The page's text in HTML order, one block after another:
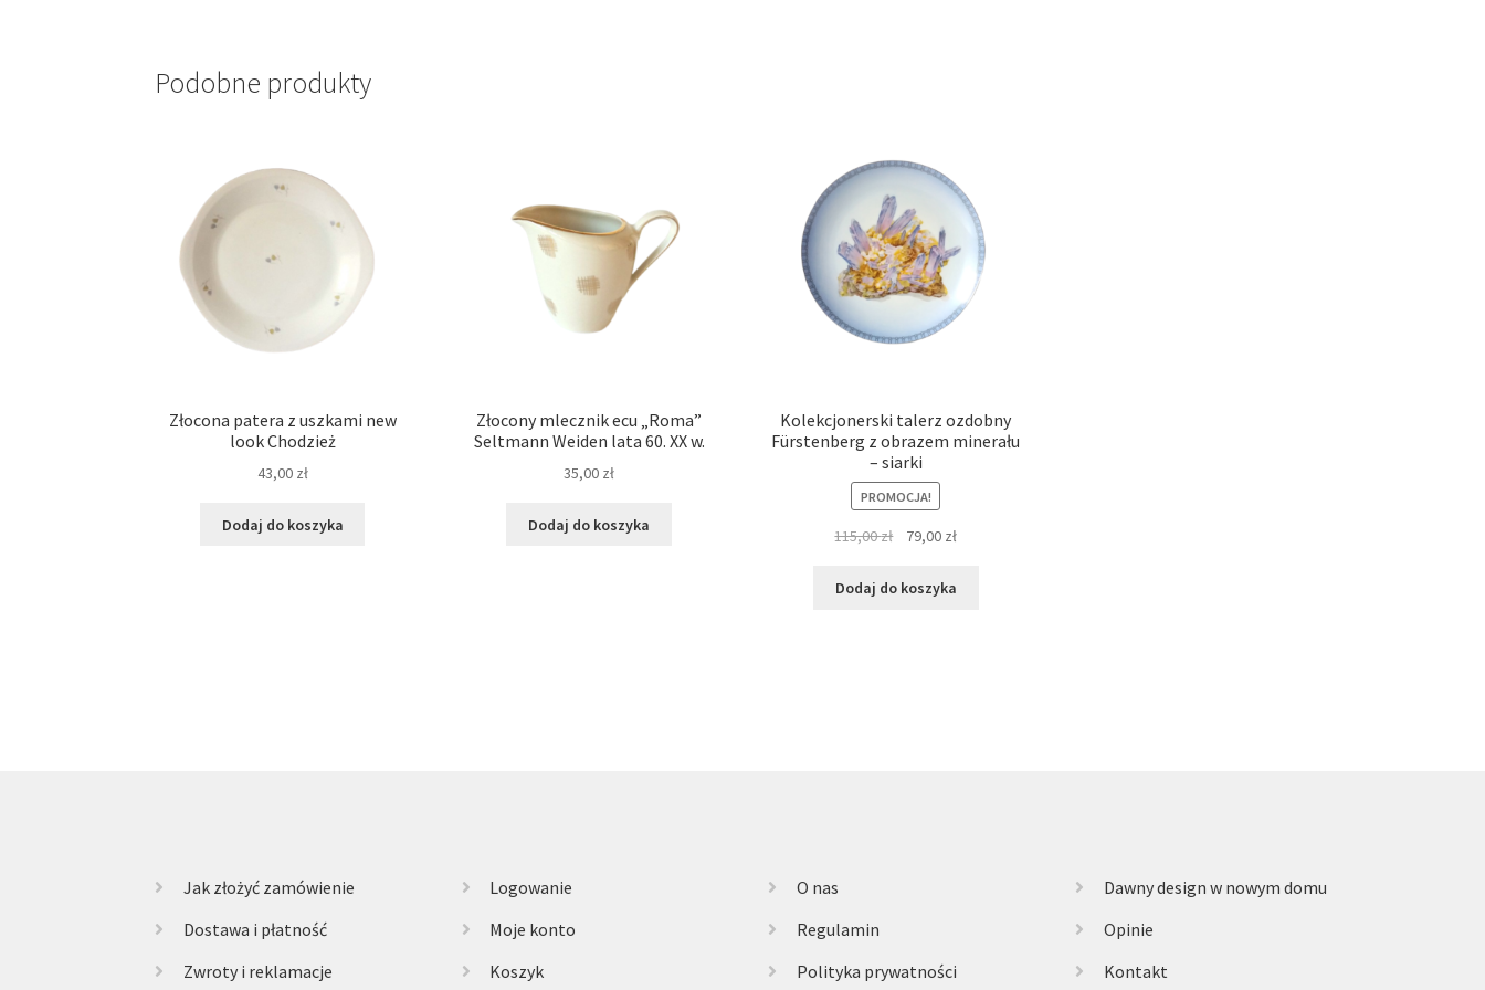
Podobne produkty
Złocona patera z uszkami new
look Chodzież
43,00 zł
Dodaj do koszyka
Złocony mlecznik ecu „Roma”
Seltmann Weiden lata 60. XX w.
35,00 zł
Dodaj do koszyka
Kolekcjonerski talerz ozdobny
Fürstenberg z obrazem minerału
– siarki
PROMOCJA!
115,00zł
Pierwotna
wynosiła:
79,00 złAktualna
Dodaj do koszyka
Jak złożyć zamówienie
Dostawa i płatność
Zwroty i reklamacje
Logowanie
Moje konto
Koszyk
O nas
Regulamin
Polityka prywatności
Dawny design w nowym domu
Opinie
Kontakt